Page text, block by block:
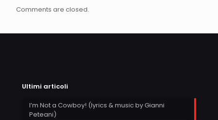
Comments are closed.
Ultimi articoli
I’m Not a Cowboy! (lyrics & music by Gianni
Peteani)